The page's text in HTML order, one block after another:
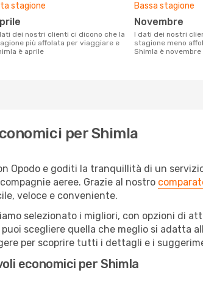
stagione
aprile
più affolata per viaggiare e
è aprile
Bassa stagione
novembre
I dati dei nostri clienti ci dicono che la
stagione meno
Shimla è novembre
per Shimla
Opodo e goditi la tranquillità di un
aeree. Grazie al nostro
veloce e conveniente.
selezionato i migliori, con opzioni di
scegliere quella che meglio si adatta
per scoprire tutti i dettagli e i
economici per Shimla